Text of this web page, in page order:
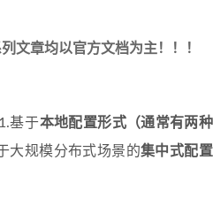
文章均以官方文档为主！！！
基于本地配置形式（通常有两
大规模分布式场景的集中式配置